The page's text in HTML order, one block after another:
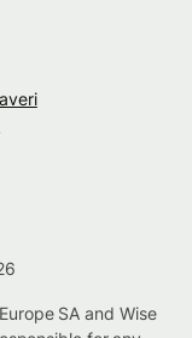
SA and Wise